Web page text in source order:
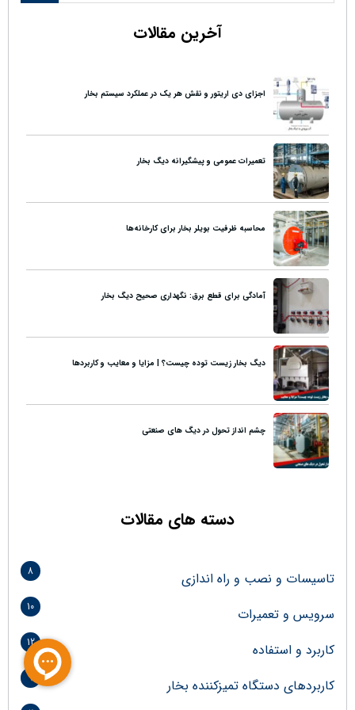
آخرین مقالات
اجزای دی اریتور و نقش هر یک در عملکرد سیستم بخار
تعمیرات عمومی و پیشگیرانه دیگ بخار
محاسبه ظرفیت بویلر بخار برای کارخانه‌ها
آمادگی برای قطع برق: نگهداری صحیح دیگ بخار
دیگ بخار زیست توده چیست؟ | مزایا و معایب و کاربردها
چشم انداز تحول در دیگ های صنعتی
دسته های مقالات
تاسیسات و نصب و راه اندازی 8
سرویس و تعمیرات 10
کاربرد و استفاده 12
کاربردهای دستگاه تمیزکننده بخار 9